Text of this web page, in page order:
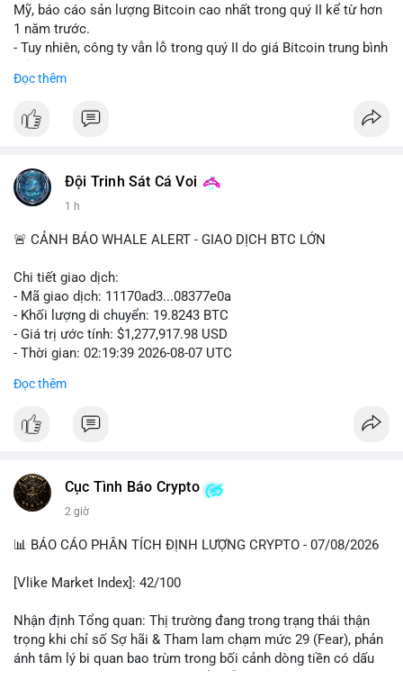
Mỹ, báo cáo sản lượng Bitcoin cao nhất trong quý II kể từ hơn
1 năm trước.
- Tuy nhiên, công ty vẫn lỗ trong quý II do giá Bitcoin trung bình
- Sự tăng sản lượng không đủ bù đắp cho sự suy giảm giá trị
#vlikevn #titanbot
Đọc thêm
Đội Trinh Sát Cá Voi
1 h
🚨 CẢNH BÁO WHALE ALERT - GIAO DỊCH BTC LỚN
Chi tiết giao dịch:
- Mã giao dịch: 11170ad3...08377e0a
- Khối lượng di chuyển: 19.8243 BTC
- Giá trị ước tính: $1,277,917.98 USD
- Thời gian: 02:19:39 2026-08-07 UTC
Khối lượng gần 20 BTC trị giá hơn 1.27 triệu USD được chuyển
đang tái cơ cấu danh mục. Với mức giá 64,462 USD, hành động
khoản sàn giao dịch. Tâm lý thị trường có thể được củng cố
nhẹ khi dòng tiền lớn di chuyển khỏi sàn, giảm nguồn cung sẵn
quan sát thêm 2-3 giao dịch tương tự trong 24 giờ tới. Nếu xu
thế, phù hợp với chiến lược nắm giữ trung hạn.
#19dot8243btc #vilanh #tichluydaihan #giaodichchuaxacnhan
Đọc thêm
Cục Tình Báo Crypto
2 giờ
📊 BÁO CÁO PHÂN TÍCH ĐỊNH LƯỢNG CRYPTO - 07/08/2026
[Vlike Market Index]: 42/100
Nhận định Tổng quan: Thị trường đang trong trạng thái thận
trọng khi chỉ số Sợ hãi & Tham lam chạm mức 29 (Fear), phản
ánh tâm lý bi quan bao trùm trong bối cảnh dòng tiền có dấu